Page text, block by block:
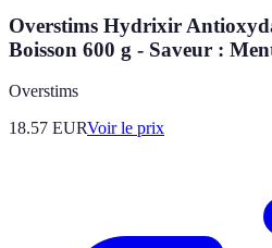
Overstims Hydrixir
Boisson 600 g - Saveur :
Overstims
18.57 EURVoir le prix